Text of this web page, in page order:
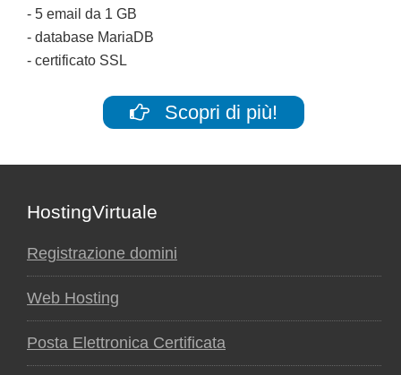
- 5 email da 1 GB
- database MariaDB
- certificato SSL
Scopri di più!
Footer
HostingVirtuale
Registrazione domini
Web Hosting
Posta Elettronica Certificata